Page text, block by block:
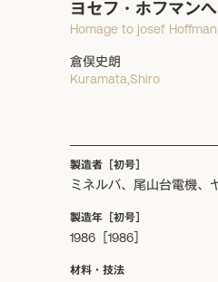
ヨセフ・ホフマン
Homage to josef
倉俣史朗
Kuramata,Shiro
製造者［初号］
ミネルバ、尾山台電機、
製造年［初号］
1986［1986］
材料・技法